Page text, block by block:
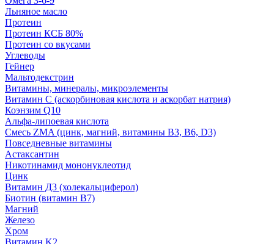
Льняное масло
Протеин
Протеин КСБ 80%
Протеин со вкусами
Углеводы
Гейнер
Мальтодекстрин
Витамины, минералы, микроэлементы
Витамин C (аскорбиновая кислота и аскорбат натрия)
Коэнзим Q10
Альфа-липоевая кислота
Смесь ZMA (цинк, магний, витамины B3, B6, D3)
Повседневные витамины
Астаксантин
Никотинамид мононуклеотид
Цинк
Витамин Д3 (холекальциферол)
Биотин (витамин B7)
Магний
Железо
Хром
Витамин K2